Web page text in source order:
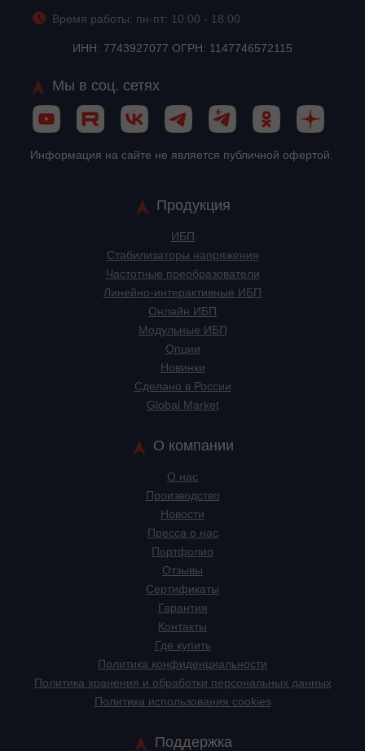
Время работы: пн-пт: 10:00 - 18:00
ИНН: 7743927077 ОГРН: 1147746572115
Мы в соц. сетях
Информация на сайте не является публичной офертой.
Продукция
ИБП
Стабилизаторы напряжения
Частотные преобразователи
Линейно-интерактивные ИБП
Онлайн ИБП
Модульные ИБП
Опции
Новинки
Сделано в России
Global Market
О компании
О нас
Производство
Новости
Пресса о нас
Портфолио
Отзывы
Сертификаты
Гарантия
Контакты
Где купить
Политика конфиденциальности
Политика хранения и обработки персональных данных
Политика использования cookies
Поддержка